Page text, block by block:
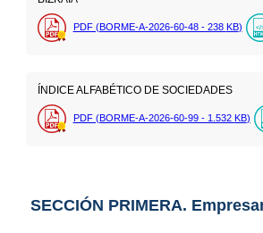
PDF (BORME-A-2026-60-48 - 238 KB)
ÍNDICE ALFABÉTICO DE SOCIEDADES
PDF (BORME-A-2026-60-99 - 1.532 KB)
SECCIÓN PRIMERA.